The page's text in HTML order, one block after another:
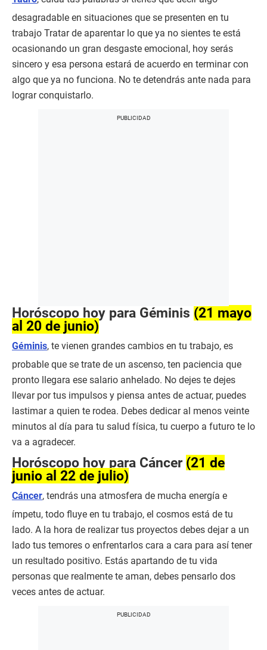
desagradable en situaciones que se presenten en tu
trabajo Tratar de aparentar lo que ya no sientes te está
ocasionando un gran desgaste emocional, hoy serás
sincero y esa persona estará de acuerdo en terminar con
algo que ya no funciona. No te detendrás ante nada para
lograr conquistarlo.
Horóscopo hoy para Géminis (21 mayo
al 20 de junio)
Géminis, te vienen grandes cambios en tu trabajo, es
probable que se trate de un ascenso, ten paciencia que
pronto llegara ese salario anhelado. No dejes te dejes
llevar por tus impulsos y piensa antes de actuar, puedes
lastimar a quien te rodea. Debes dedicar al menos veinte
minutos al día para tu salud física, tu cuerpo a futuro te lo
va a agradecer.
Horóscopo hoy para Cáncer (21 de
junio al 22 de julio)
Cáncer, tendrás una atmosfera de mucha energía e
ímpetu, todo fluye en tu trabajo, el cosmos está de tu
lado. A la hora de realizar tus proyectos debes dejar a un
lado tus temores o enfrentarlos cara a cara para así tener
un resultado positivo. Estás apartando de tu vida
personas que realmente te aman, debes pensarlo dos
veces antes de actuar.